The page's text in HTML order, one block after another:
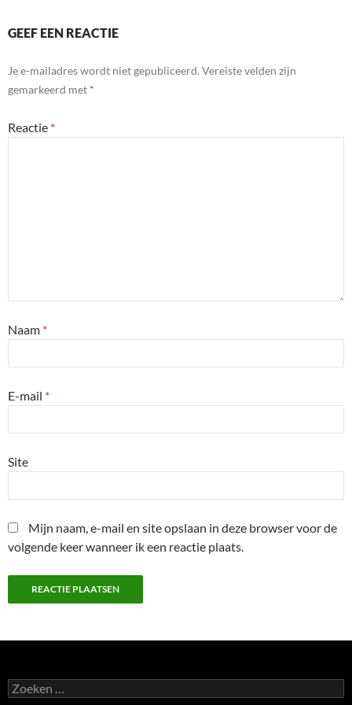
GEEF EEN REACTIE
Je e-mailadres wordt niet gepubliceerd. Vereiste velden zijn
gemarkeerd met *
Reactie *
Naam *
E-mail *
Site
Mijn naam, e-mail en site opslaan in deze browser voor de
volgende keer wanneer ik een reactie plaats.
Zoeken
naar: